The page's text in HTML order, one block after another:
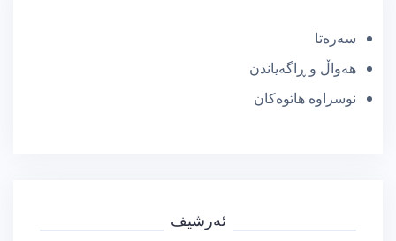
سەرەتا
هەواڵ و ڕاگەیاندن
نوسراوە هاتوەکان
ئەرشیف